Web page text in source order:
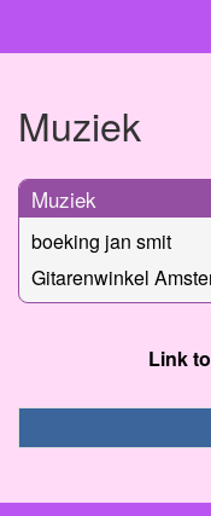
Muziek
Muziek
boeking jan smit
Gitarenwinkel
Link